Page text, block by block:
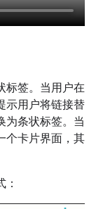
标签。当用户在
示用户将链接替
为条状标签。当
个卡片界面，其